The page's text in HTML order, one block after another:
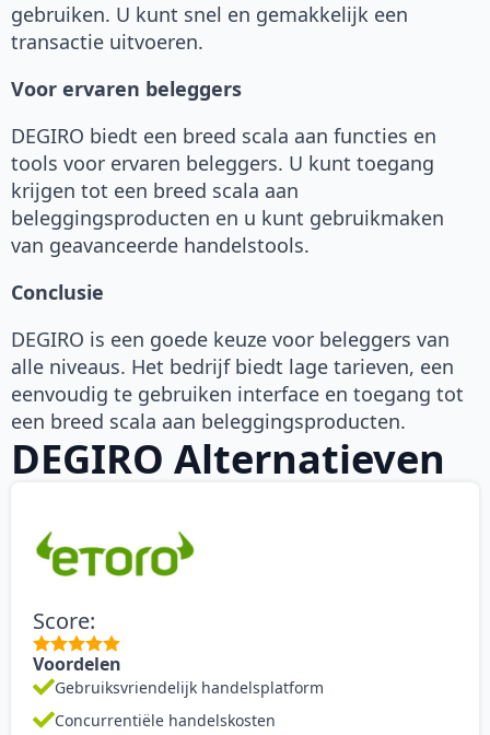
gebruiken. U kunt snel en gemakkelijk een
transactie uitvoeren.
Voor ervaren beleggers
DEGIRO biedt een breed scala aan functies en
tools voor ervaren beleggers. U kunt toegang
krijgen tot een breed scala aan
beleggingsproducten en u kunt gebruikmaken
van geavanceerde handelstools.
Conclusie
DEGIRO is een goede keuze voor beleggers van
alle niveaus. Het bedrijf biedt lage tarieven, een
eenvoudig te gebruiken interface en toegang tot
een breed scala aan beleggingsproducten.
DEGIRO Alternatieven
Score:
Voordelen
Gebruiksvriendelijk handelsplatform
Concurrentiële handelskosten